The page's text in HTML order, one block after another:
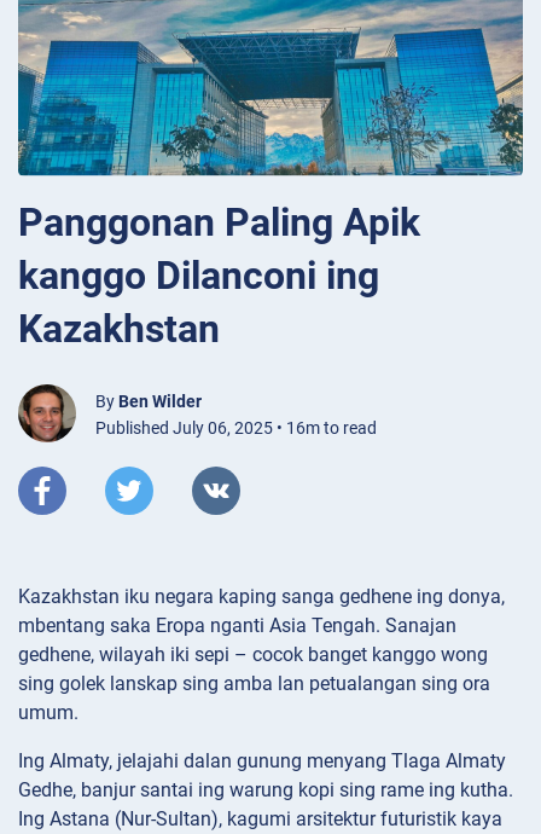
Panggonan Paling Apik
kanggo Dilanconi ing
Kazakhstan
By Ben Wilder
Published July 06, 2025 • 16m to read
Kazakhstan iku negara kaping sanga gedhene ing donya,
mbentang saka Eropa nganti Asia Tengah. Sanajan
gedhene, wilayah iki sepi – cocok banget kanggo wong
sing golek lanskap sing amba lan petualangan sing ora
umum.
Ing Almaty, jelajahi dalan gunung menyang Tlaga Almaty
Gedhe, banjur santai ing warung kopi sing rame ing kutha.
Ing Astana (Nur-Sultan), kagumi arsitektur futuristik kaya